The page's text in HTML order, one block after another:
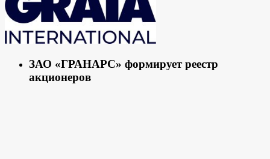
ЗАО «ГРАНАРС» формирует реестр
акционеров